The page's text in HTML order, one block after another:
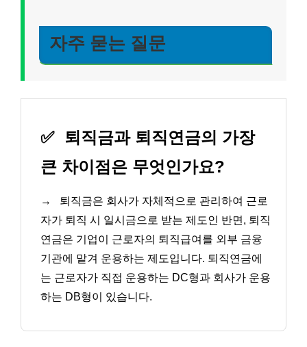
자주 묻는 질문
✅
퇴직금과 퇴직연금의 가장
큰 차이점은 무엇인가요?
→
퇴직금은 회사가 자체적으로 관리하여 근로
자가 퇴직 시 일시금으로 받는 제도인 반면, 퇴직
연금은 기업이 근로자의 퇴직급여를 외부 금융
기관에 맡겨 운용하는 제도입니다. 퇴직연금에
는 근로자가 직접 운용하는 DC형과 회사가 운용
하는 DB형이 있습니다.